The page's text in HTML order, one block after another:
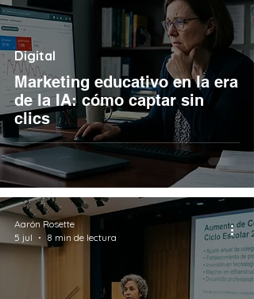
Marketing educativo en la era
de la IA: cómo captar sin
clics
Digital
Aarón Rosette
5 jul
8 min de lectura